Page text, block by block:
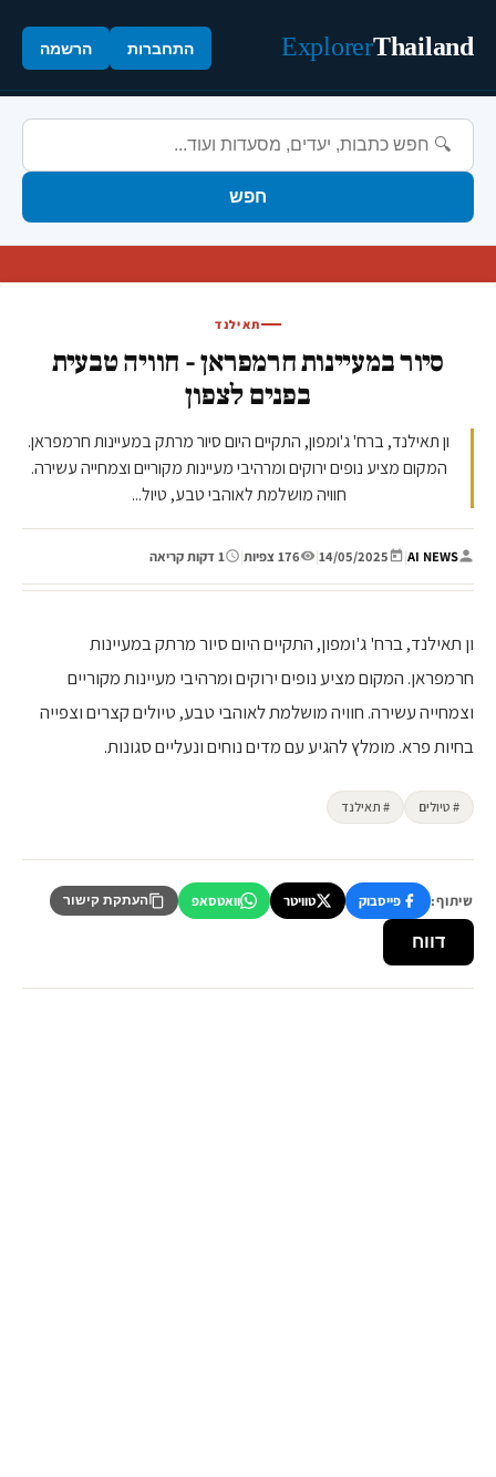
Thailand
Explorer התחברות הרשמה
חפש
תאילנד
סיור במעיינות חרמפראן - חוויה טבעית
בפנים לצפון
ון תאילנד, ברח' ג'ומפון, התקיים היום סיור מרתק במעיינות חרמפראן.
המקום מציע נופים ירוקים ומרהיבי מעיינות מקוריים וצמחייה עשירה.
חוויה מושלמת לאוהבי טבע, טיול...
AI NEWS
|
14/05/2025
| 176 צפיות | 1 דקות קריאה
ון תאילנד, ברח' ג'ומפון, התקיים היום סיור מרתק במעיינות
חרמפראן. המקום מציע נופים ירוקים ומרהיבי מעיינות מקוריים
וצמחייה עשירה. חוויה מושלמת לאוהבי טבע, טיולים קצרים וצפייה
בחיות פרא. מומלץ להגיע עם מדים נוחים ונעליים סגונות.
# טיולים # תאילנד
שיתוף: פייסבוק טוויטר וואטסאפ העתקת קישור
דווח